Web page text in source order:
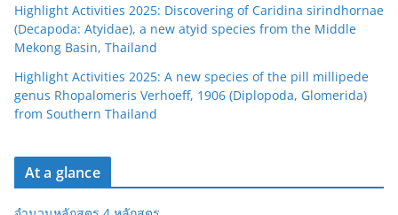
Highlight Activities 2025: Discovering of Caridina sirindhornae
(Decapoda: Atyidae), a new atyid species from the Middle
Mekong Basin, Thailand
Highlight Activities 2025: A new species of the pill millipede
genus Rhopalomeris Verhoeff, 1906 (Diplopoda, Glomerida)
from Southern Thailand
At a glance